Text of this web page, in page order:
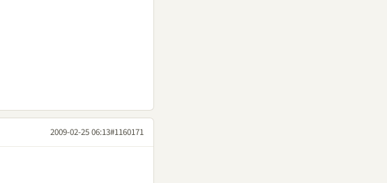
2009-02-25 06:13#1160171